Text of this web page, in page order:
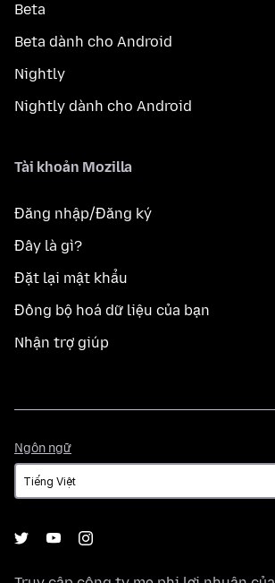
Beta
Beta dành cho Android
Nightly
Nightly dành cho Android
Tài khoản Mozilla
Đăng nhập/Đăng ký
Đây là gì?
Đặt lại mật khẩu
Đồng bộ hoá dữ liệu của bạn
Nhận trợ giúp
Ngôn ngữ
ngữ